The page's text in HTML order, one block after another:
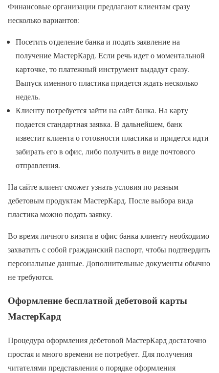
Финансовые организации предлагают клиентам сразу
несколько вариантов:
Посетить отделение банка и подать заявление на
получение МастерКард. Если речь идет о моментальной
карточке, то платежный инструмент выдадут сразу.
Выпуск именного пластика придется ждать несколько
недель.
Клиенту потребуется зайти на сайт банка. На карту
подается стандартная заявка. В дальнейшем, банк
известит клиента о готовности пластика и придется идти
забирать его в офис, либо получить в виде почтового
отправления.
На сайте клиент сможет узнать условия по разным
дебетовым продуктам МастерКард. После выбора вида
пластика можно подать заявку.
Во время личного визита в офис банка клиенту необходимо
захватить с собой гражданский паспорт, чтобы подтвердить
персональные данные. Дополнительные документы обычно
не требуются.
Оформление бесплатной дебетовой карты
МастерКард
Процедура оформления дебетовой МастерКард достаточно
простая и много времени не потребует. Для получения
читателями представления о порядке оформления